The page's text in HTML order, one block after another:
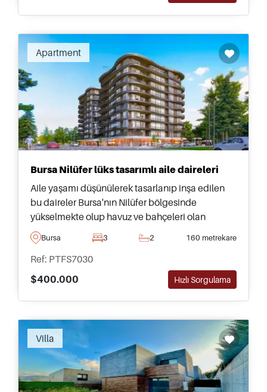
Apartment
Bursa Nilüfer lüks tasarımlı aile daireleri
Aile yaşamı düşünülerek tasarlanıp inşa edilen
bu daireler Bursa'nın Nilüfer bölgesinde
yükselmekte olup havuz ve bahçeleri olan
mükemmel bir kompleksin parçasıdır – beş yatak
odasına kadar değişen büyüklüklerde mevcuttur.
Bursa 3 2 160 metrekare
Ref: PTFS7030
$400.000
Hızlı Sorgulama
Recommended
Villa